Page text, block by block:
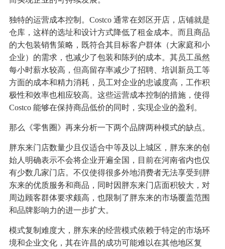
独特的运营成本控制。Costco 通常在郊区开店，店铺就是
仓库，这样的选址和设计方式降低了租金成本。而且商品
的大包装销售策略，既符合其目标客户群体（大家庭和小
企业）的需求，也减少了包装和陈列的成本。其员工虽然
每小时薪水较高，但高留存率减少了招聘、培训新员工等
方面的成本和精力消耗，员工对企业的忠诚度高，工作积
极性和效率也相应较高。这些运营成本控制的措施，使得
Costco 能够在保持商品低价的同时，实现企业的盈利。
那么《零售圈》再来分析一下两个品牌两种模式的缺点。
胖东来门店数量少且仅适合中等及以上城区，胖东来的创
始人明确表示不会将企业开遍全国，目前在河南省内也仅
有少数几家门店。不仅使得很多外地消费者无法享受到胖
东来的优质服务和商品，同时因胖东来门店面积较大，对
周边顾客群体要求颇高，也限制了胖东来的市场覆盖范围
和品牌影响力的进一步扩大。
模式复制难度大，胖东来的经营模式依赖于特定的市场环
境和企业文化，其在许昌的成功可能难以在其他地区复